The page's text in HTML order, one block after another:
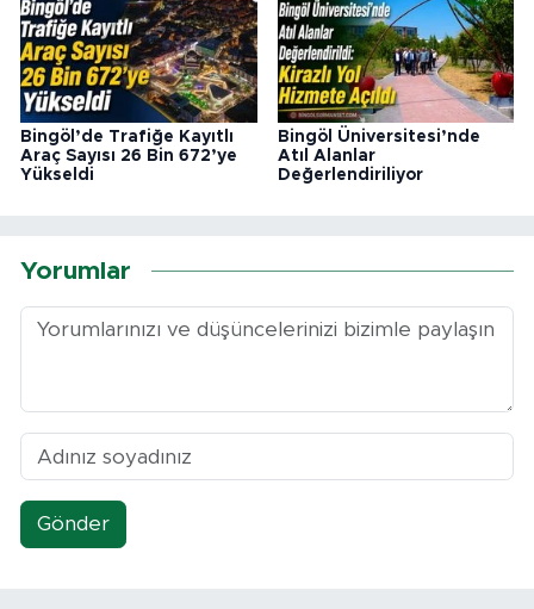
Bingöl’de Trafiğe Kayıtlı
Araç Sayısı 26 Bin 672’ye
Yükseldi
Bingöl Üniversitesi’nde
Atıl Alanlar
Değerlendiriliyor
Yorumlar
Gönder